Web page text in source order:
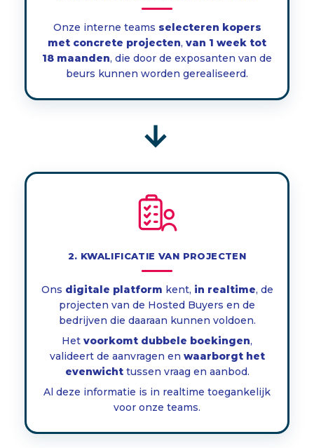
Onze interne teams selecteren kopers
met concrete projecten, van 1 week tot
18 maanden, die door de exposanten van de
beurs kunnen worden gerealiseerd.
→
2. KWALIFICATIE VAN PROJECTEN
Ons digitale platform kent, in realtime, de
projecten van de Hosted Buyers en de
bedrijven die daaraan kunnen voldoen.
Het voorkomt dubbele boekingen,
valideert de aanvragen en waarborgt het
evenwichttussen vraag en aanbod.
Al deze informatie is in realtime toegankelijk
voor onze teams.